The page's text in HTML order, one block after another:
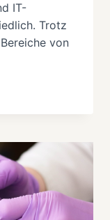
IT-
Trotz
von